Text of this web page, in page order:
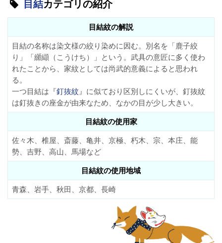
目結カテゴリの紹介
目結紋の解説
目結の名称は染文様の絞り染めに因む。別名を「鹿子絞
り」「纐纈（こうけち）」という。武具の意匠に多く使わ
れたことから、家紋としては尚武的意義によると思われ
る。
一つ目結は『釘抜紋』に似ており区別しにくいが、釘抜紋
は釘抜きの座金が由来なため、なかの目が少し大きい。
目結紋の使用家
佐々木、椎屋、斎藤、亀井、京極、朽木、宗、本庄、能
勢、吉野、高山、馬場など
目結紋の使用地域
青森、岩手、秋田、京都、長崎